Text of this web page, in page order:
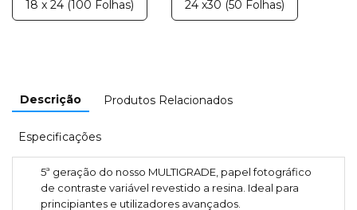
18 x 24 (100 Folhas) 24 x30 (50 Folhas)
Descrição Produtos Relacionados
Especificações
5ª geração do nosso MULTIGRADE, papel fotográfico
de contraste variável revestido a resina. Ideal para
principiantes e utilizadores avançados.